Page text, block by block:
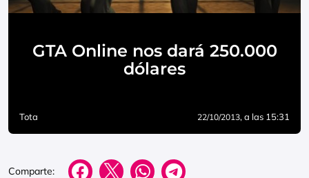
GTA Online nos dará 250.000
dólares
Tota 22/10/2013, a las 15:31
Comparte: